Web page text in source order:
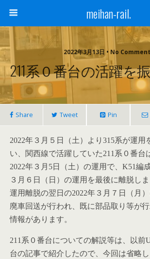
meihan-rail.
2022年3月13日 • No
211系０番台の活躍を
Share Tweet Pin
2022年３月５日（土）より315系が運用
い、関西線で活躍していた211系０番台
2022年３月5日（土）の運用で、K51編
３月６日（日）の運用を最後に離脱しま
運用離脱の翌日の2022年３月７日（月
廃車回送が行われ、既に部品取り等が
情報があります。
211系０番台についての解説等は、以前
台の記事で紹介したので、今回は省略